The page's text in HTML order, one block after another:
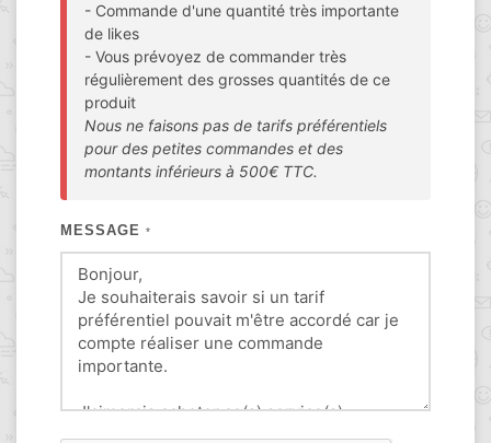
- Commande d'une quantité très importante
de likes
- Vous prévoyez de commander très
régulièrement des grosses quantités de ce
produit
Nous ne faisons pas de tarifs préférentiels
pour des petites commandes et des
montants inférieurs à 500€ TTC.
MESSAGE *